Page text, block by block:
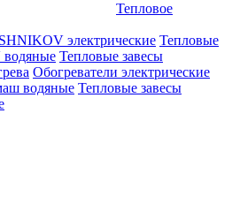
Тепловое
электрические Тепловые
Тепловые завесы
Обогреватели электрические
водяные Тепловые завесы